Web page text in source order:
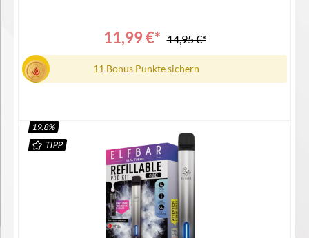
Ohm Pod / MTL / RDL1x Type C-USB Kabel1x
Bedienungsanleitung
11,99 €* 14,95 €*
11 Bonus Punkte sichern
In den Warenkorb
19.8%
TIPP